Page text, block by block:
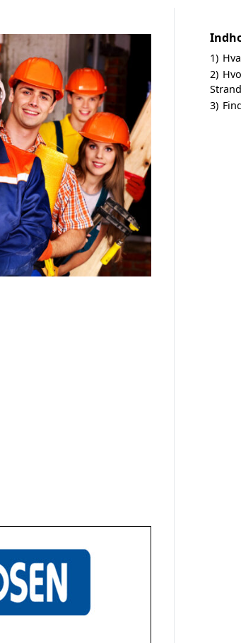
1)
2)
3)